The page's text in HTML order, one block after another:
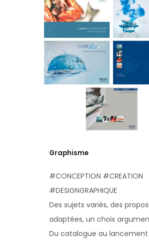
Graphisme
#CONCEPTION #CREATION
#DESIGNGRAPHIQUE
Des sujets variés, des
adaptées, un choix
Du catalogue au lancement